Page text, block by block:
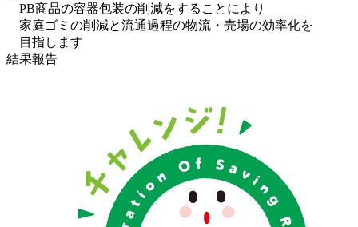
PB商品の容器包装の削減をすることにより
家庭ゴミの削減と流通過程の物流・売場の効率化を
目指します
結果報告